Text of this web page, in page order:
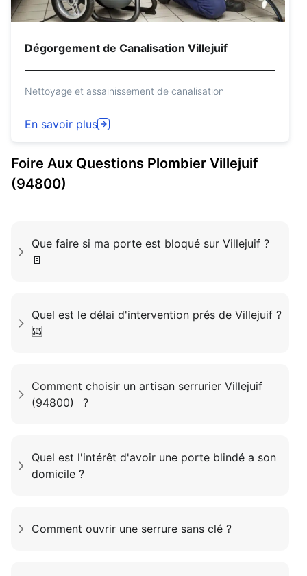
Dégorgement de Canalisation Villejuif
Nettoyage et assainissement de canalisation
En savoir plus
Foire Aux Questions Plombier Villejuif
(94800)
Que faire si ma porte est bloqué sur Villejuif ?
🚪
Quel est le délai d'intervention prés de Villejuif ?
🆘
Comment choisir un artisan serrurier Villejuif
(94800) ?
Quel est l'intérêt d'avoir une porte blindé a son
domicile ?
Comment ouvrir une serrure sans clé ?